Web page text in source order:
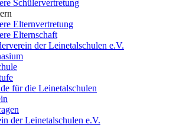
Schülervertretung
Elternvertretung
Elternschaft
der Leinetalschulen e.V.
für die Leinetalschulen
der Leinetalschulen e.V.